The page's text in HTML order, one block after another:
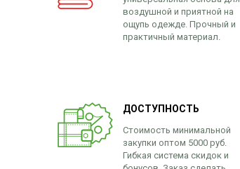
воздушной и приятной на
ощупь одежде. Прочный и
практичный материал.
ДОСТУПНОСТЬ
Стоимость минимальной
закупки оптом 5000 руб.
Гибкая система скидок и